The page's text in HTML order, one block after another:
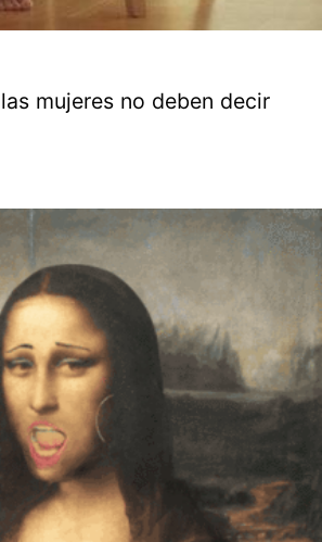
mujeres no deben decir